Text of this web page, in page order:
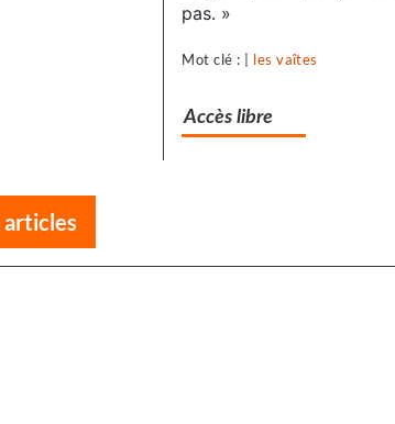
pas. »
Mot clé : | les vaîtes
Accès libre
articles